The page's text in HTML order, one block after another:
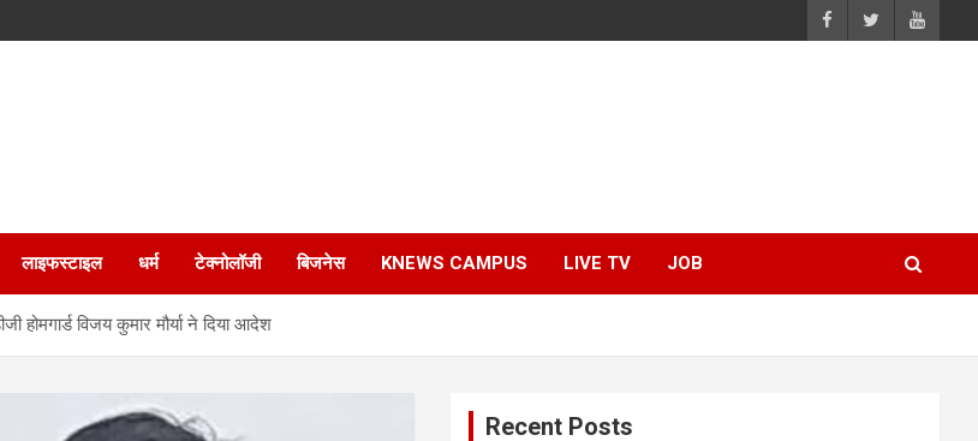
लाइफस्टाइल धर्म टेक्नोलॉजी बिजनेस KNEWS CAMPUS LIVE TV JOB
होमगार्ड विजय कुमार मौर्या ने दिया आदेश
Recent Posts